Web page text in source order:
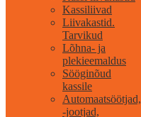
Kassiliivad
Liivakastid.
Tarvikud
Lõhna- ja
plekieemaldus
Sööginõud
kassile
Automaatsöötjad,
-jootjad,